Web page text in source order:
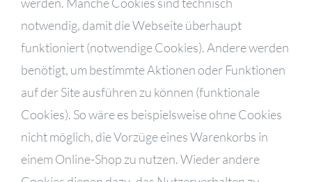
notwendig, damit die Webseite überhaupt
funktioniert (notwendige Cookies). Andere werden
benötigt, um bestimmte Aktionen oder Funktionen
auf der Site ausführen zu können (funktionale
Cookies). So wäre es beispielsweise ohne Cookies
nicht möglich, die Vorzüge eines Warenkorbs in
einem Online-Shop zu nutzen. Wieder andere